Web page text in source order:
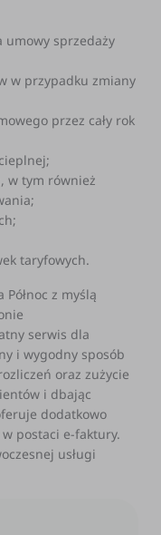
umowy sprzedaży
w przypadku zmiany
przez cały rok
w tym również
taryfowych.
z myślą
serwis dla
i wygodny sposób
oraz zużycie
i dbając
dodatkowo
postaci e-faktury.
usługi